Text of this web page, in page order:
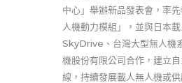
中心」舉辦新品發表會，率
人機動力模組」，並與日本
SkyDrive、台灣大型無人機
機股份有限公司合作，建立
線，持續發展載人無人機或